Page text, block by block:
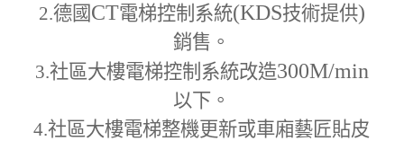
2.德國 CT電梯控制系統(KDS技術提供)
銷售。
3.社區大樓電梯控制系統改造300M/min
以下。
4.社區大樓電梯整機更新或車廂藝匠貼皮